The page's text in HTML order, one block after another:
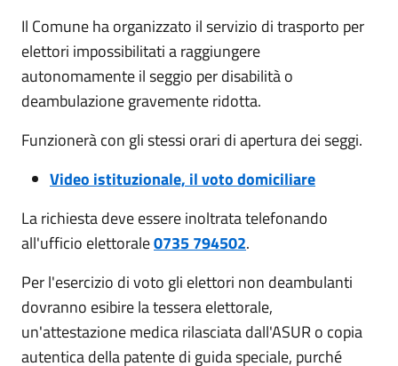
Il Comune ha organizzato il servizio di trasporto per
elettori impossibilitati a raggiungere
autonomamente il seggio per disabilità o
deambulazione gravemente ridotta.
Funzionerà con gli stessi orari di apertura dei seggi.
Video istituzionale, il voto domiciliare
La richiesta deve essere inoltrata telefonando
all'ufficio elettorale0735 794502.
Per l'esercizio di voto gli elettori non deambulanti
dovranno esibire la tessera elettorale,
un'attestazione medica rilasciata dall'ASUR o copia
autentica della patente di guida speciale, purché